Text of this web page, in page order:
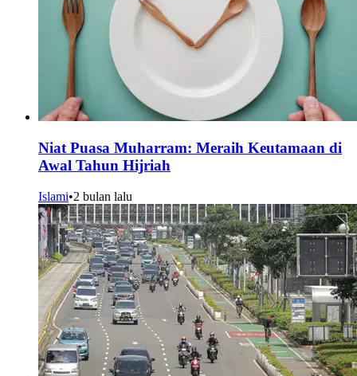
Niat Puasa Muharram: Meraih Keutamaan di
Awal Tahun Hijriah
Islami•2 bulan lalu